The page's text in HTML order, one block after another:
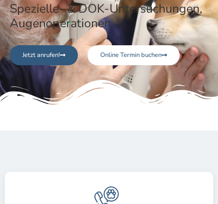
Spezielle- & DOK-Untersuchungen,
Augenoperationen
Jetzt anrufen! Online Termin buchen